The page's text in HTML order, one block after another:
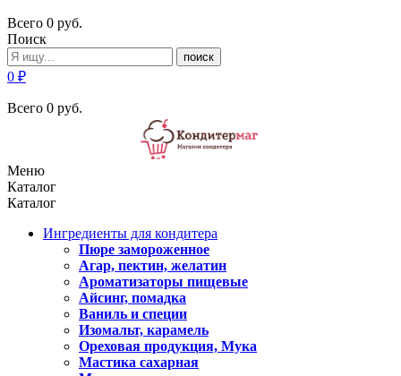
Всего 0 руб.
Поиск
поиск
0 ₽
Всего 0 руб.
Меню
Каталог
Каталог
Ингредиенты для кондитера
Пюре замороженное
Агар, пектин, желатин
Ароматизаторы пищевые
Айсинг, помадка
Ваниль и специи
Изомальт, карамель
Ореховая продукция, Мука
Мастика сахарная